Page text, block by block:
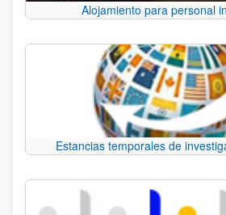
Alojamiento para personal
Estancias temporales de